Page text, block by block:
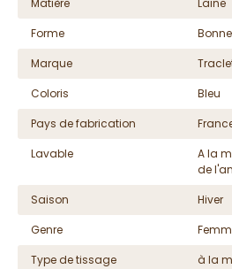
Matière
Laine
Forme
Marque
Coloris
Bleu
Pays de fabrication
Lavable
A la
de
Saison
Hiver
Genre
Type de tissage
à la